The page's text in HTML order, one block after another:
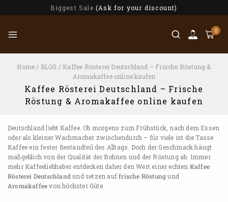
Biggest Sale (Ask for your discount)
0
Home / BLOG / Kaffee Rösterei Deutschland – Frische Röstung &
Aromakaffee online kaufen
Kaffee Rösterei Deutschland – Frische
Röstung & Aromakaffee online kaufen
Deutschland liebt Kaffee. Ob morgens zum Frühstück, nach dem Essen
oder als kleiner Wachmacher zwischendurch – für viele ist die Tasse
Kaffee ein fester Bestandteil des Alltags. Doch der Geschmack hängt
maßgeblich von der Qualität der Bohnen und der Röstung ab. Immer
mehr Kaffeeliebhaber entdecken daher den Wert einer echten Kaffee
Rösterei Deutschland und setzen auffrische Röstungund
Aromakaffeevon höchster Güte.